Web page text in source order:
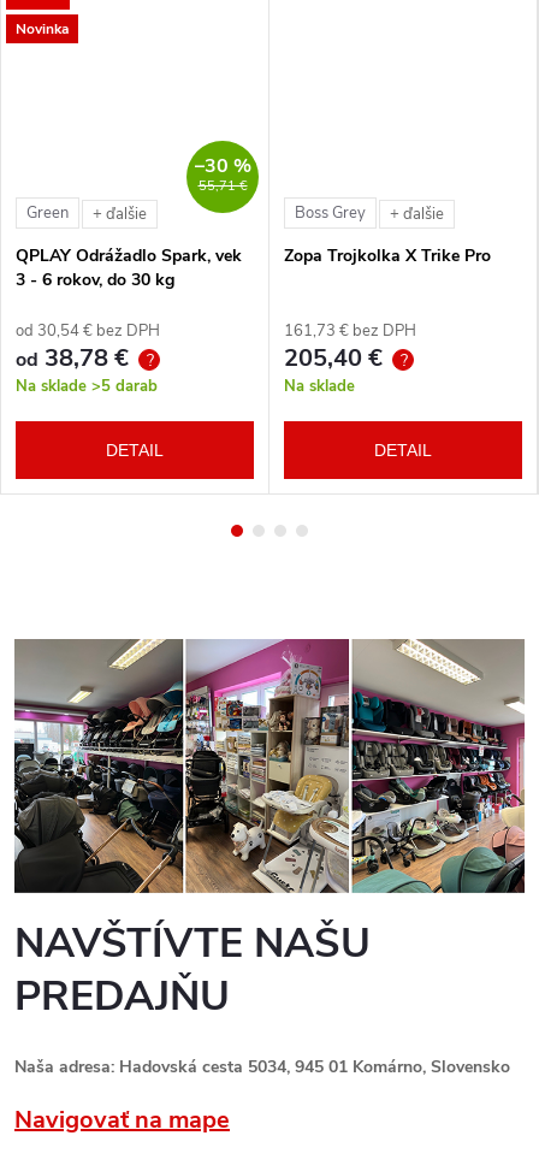
Novinka
55,71 €
–30 %
Green + ďalšie
QPLAY Odrážadlo Spark, vek
3 - 6 rokov, do 30 kg
od 30,54 € bez DPH
od 38,78 € ?
Na sklade >5 darab
DETAIL
Boss Grey + ďalšie
Zopa Trojkolka X Trike Pro
161,73 € bez DPH
205,40 € ?
Na sklade
DETAIL
NAVŠTÍVTE NAŠU
PREDAJŇU
Naša adresa: Hadovská cesta 5034, 945 01 Komárno, Slovensko
Navigovať na mape